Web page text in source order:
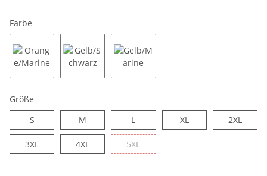
Farbe
Größe
SS M L XL 2XL
3XL 4XL 5XL